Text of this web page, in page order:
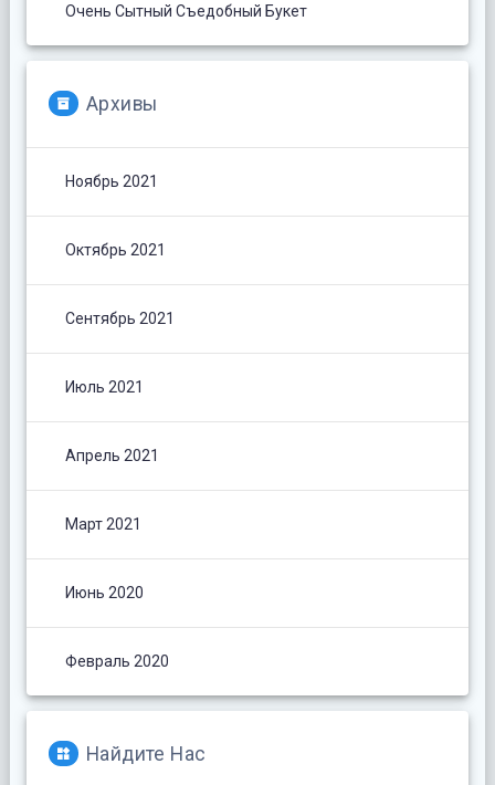
Очень Сытный Съедобный Букет
Архивы
Ноябрь 2021
Октябрь 2021
Сентябрь 2021
Июль 2021
Апрель 2021
Март 2021
Июнь 2020
Февраль 2020
Найдите Нас